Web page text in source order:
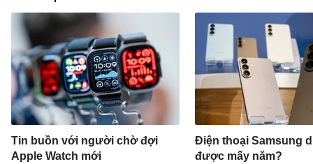
Tin buồn với người chờ đợi
Apple Watch mới
Điện thoại Samsung
được mấy năm?